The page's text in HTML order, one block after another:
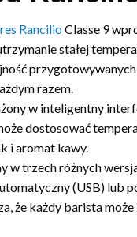
Rancilio Classe 9
stałej
razem.
w inteligentny
dostosować
i aromat kawy.
w trzech różnych
(USB) lub
że każdy barista